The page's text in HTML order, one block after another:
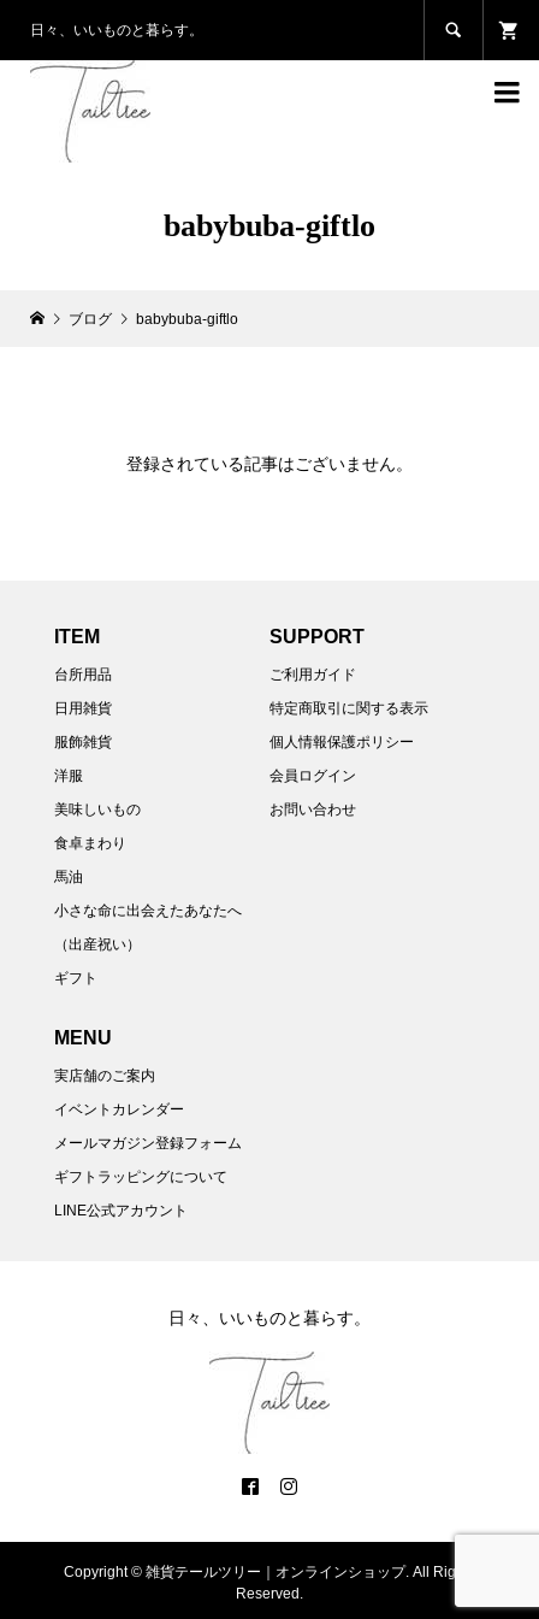
日々、いいものと暮らす。 

babybuba-giftlo
ブログ babybuba-giftlo
登録されている記事はございません。
ITEM
台所用品
日用雑貨
服飾雑貨
洋服
美味しいもの
食卓まわり
馬油
小さな命に出会えたあなたへ
（出産祝い）
ギフト
SUPPORT
ご利用ガイド
特定商取引に関する表示
個人情報保護ポリシー
会員ログイン
お問い合わせ
MENU
実店舗のご案内
イベントカレンダー
メールマガジン登録フォーム
ギフトラッピングについて
LINE公式アカウント
日々、いいものと暮らす。
Copyright © 雑貨テールツリー｜オンラインショップ. All Rights
Reserved.